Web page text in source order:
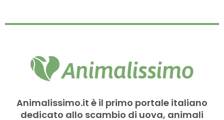
Animalissimo.it è il primo portale italiano
dedicato allo scambio di uova, animali